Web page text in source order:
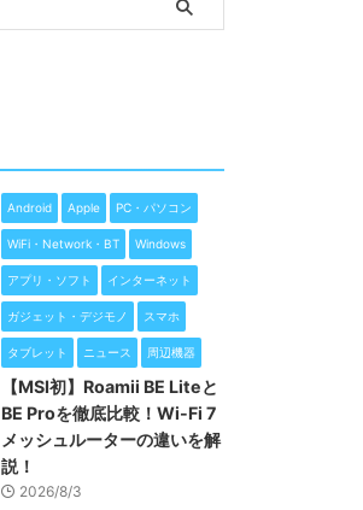
Android Apple PC・パソコン
WiFi・Network・BT Windows
アプリ・ソフト インターネット
ガジェット・デジモノ スマホ
タブレット ニュース 周辺機器
【MSI初】Roamii BE Liteと
BE Proを徹底比較！Wi-Fi 7
メッシュルーターの違いを解
説！
2026/8/3